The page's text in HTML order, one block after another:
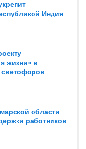
Индия
жизни» в
светофоров
области
работников